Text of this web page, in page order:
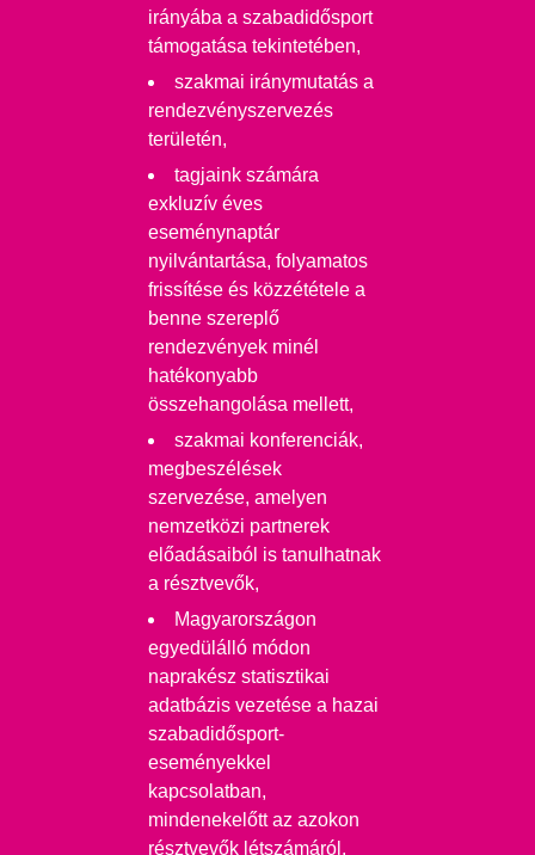
irányába a szabadidősport
támogatása tekintetében,
szakmai iránymutatás a
rendezvényszervezés
területén,
tagjaink számára
exkluzív éves
eseménynaptár
nyilvántartása, folyamatos
frissítése és közzététele a
benne szereplő
rendezvények minél
hatékonyabb
összehangolása mellett,
szakmai konferenciák,
megbeszélések
szervezése, amelyen
nemzetközi partnerek
előadásaiból is tanulhatnak
a résztvevők,
Magyarországon
egyedülálló módon
naprakész statisztikai
adatbázis vezetése a hazai
szabadidősport-
eseményekkel
kapcsolatban,
mindenekelőtt az azokon
résztvevők létszámáról,